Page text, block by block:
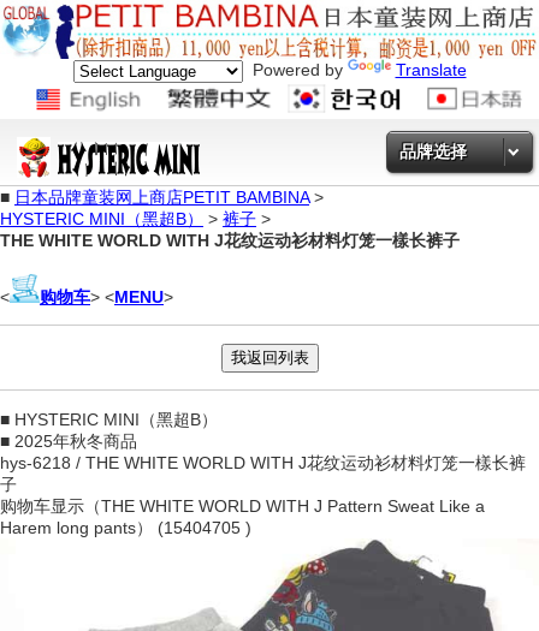
Powered by Translate
品牌选择
■ 日本品牌童装网上商店PETIT BAMBINA>
HYSTERIC MINI（黑超B）
> 裤子 >
THE WHITE WORLD WITH J花纹运动衫材料灯笼一樣长裤子
< 购物车> <MENU>
■ HYSTERIC MINI（黑超B）
■ 2025年秋冬商品
hys-6218 / THE WHITE WORLD WITH J花纹运动衫材料灯笼一樣长裤
子
购物车显示（THE WHITE WORLD WITH J Pattern Sweat Like a
Harem long pants） (15404705 )